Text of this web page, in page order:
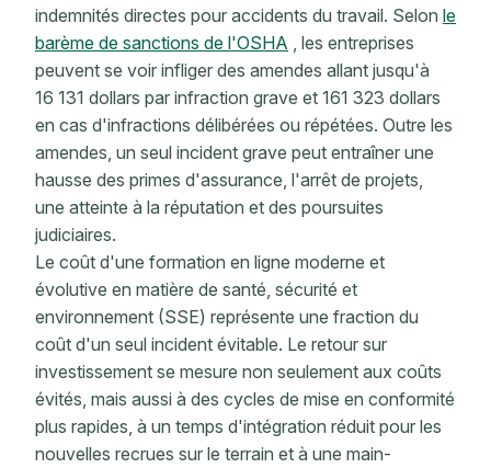
indemnités directes pour accidents du travail. Selon le
barème de sanctions de l'OSHA , les entreprises
peuvent se voir infliger des amendes allant jusqu'à
16 131 dollars par infraction grave et 161 323 dollars
en cas d'infractions délibérées ou répétées. Outre les
amendes, un seul incident grave peut entraîner une
hausse des primes d'assurance, l'arrêt de projets,
une atteinte à la réputation et des poursuites
judiciaires.
Le coût d'une formation en ligne moderne et
évolutive en matière de santé, sécurité et
environnement (SSE) représente une fraction du
coût d'un seul incident évitable. Le retour sur
investissement se mesure non seulement aux coûts
évités, mais aussi à des cycles de mise en conformité
plus rapides, à un temps d'intégration réduit pour les
nouvelles recrues sur le terrain et à une main-